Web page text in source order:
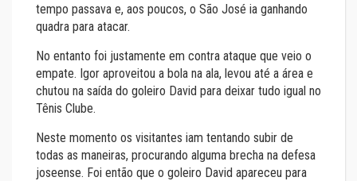
tempo passava e, aos poucos, o São José ia ganhando
quadra para atacar.
No entanto foi justamente em contra ataque que veio o
empate. Igor aproveitou a bola na ala, levou até a área e
chutou na saída do goleiro David para deixar tudo igual no
Tênis Clube.
Neste momento os visitantes iam tentando subir de
todas as maneiras, procurando alguma brecha na defesa
joseense. Foi então que o goleiro David apareceu para